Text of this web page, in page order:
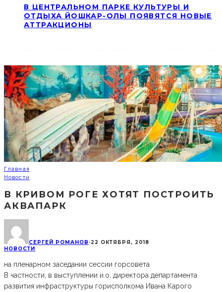
В ЦЕНТРАЛЬНОМ ПАРКЕ КУЛЬТУРЫ И
ОТДЫХА ЙОШКАР-ОЛЫ ПОЯВЯТСЯ НОВЫЕ
АТТРАКЦИОНЫ
Главная
Новости
В КРИВОМ РОГЕ ХОТЯТ ПОСТРОИТЬ
АКВАПАРК
СЕРГЕЙ РОМАНОВ ·22 ОКТЯБРЯ, 2018
НОВОСТИ
на пленарном заседании сессии горсовета
В частности, в выступлении и.о. директора департамента
развития инфраструктуры горисполкома Ивана Карого